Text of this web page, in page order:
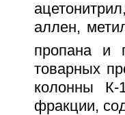
аллен,
пропана и
товарных
колонны К-
фракции,